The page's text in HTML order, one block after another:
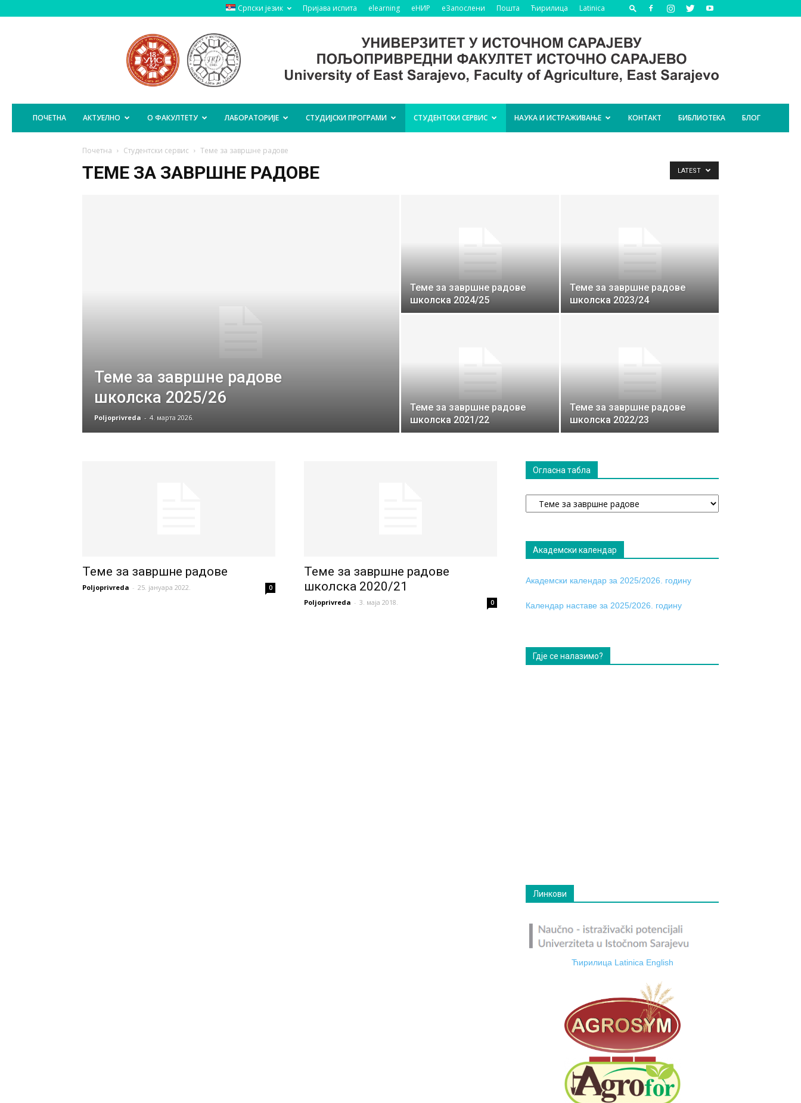
Српски језик Пријава испита elearning еНИР еЗапослени Пошта Ћирилица Latinica
Пољопривредни
Факултет
Источно
Сарајево
ПОЧЕТНА АКТУЕЛНО О ФАКУЛТЕТУ ЛАБОРАТОРИЈЕ СТУДИЈСКИ ПРОГРАМИ СТУДЕНТСКИ СЕРВИС НАУКА И ИСТРАЖИВАЊЕ КОНТАКТ БИБЛИОТЕКА БЛОГ
Почетна Студентски сервис Теме за завршне радове
ТЕМЕ ЗА ЗАВРШНЕ РАДОВЕ LATEST
Теме за завршне радове
школска 2025/26
Poljoprivreda - 4. марта 2026.
Теме за завршне радове
школска 2024/25
Теме за завршне радове
школска 2023/24
Теме за завршне радове
школска 2021/22
Теме за завршне радове
школска 2022/23
Теме за завршне радове
Poljoprivreda - 25. јануара 2022. 0
Теме за завршне радове
школска 2020/21
Poljoprivreda - 3. маја 2018. 0
Огласна табла
Огласна
табла
Академски календар
Академски календар за 2025/2026. годину
Календар наставе за 2025/2026. годину
Гдје се налазимо?
Линкови
Ћирилица Latinica English